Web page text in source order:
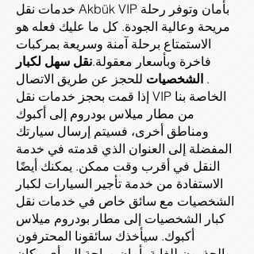
خدمات نقل Akbük VIP بأمان وتوفر رحلة
مريحة وعالية الجودة. كل ما عليك فعله هو
الاستمتاع برحلة آمنة وسريعة بمركبات
فاخرة وبأسعار معقولة.نقل سهل لكبار
الشخصيات للحجز عن طريق الاتصال .
إذا قمت بحجز خدمات نقل VIP الخاصة بنا
من مطار ميلاس بودروم إلى أكبوك
ومناطق أخرى، فسيتم إرسال سيارتك
المفضلة إلى العنوان الذي قدمته في خدمة
النقل في أقرب وقت ممكن. يمكنك أيضًا
الاستفادة من خدمة تأجير السيارات لكبار
الشخصيات مع سائق خاص في خدمات نقل
كبار الشخصيات إلى مطار بودروم ميلاس
أكبوك. سيأخذك سائقونا المحترفون